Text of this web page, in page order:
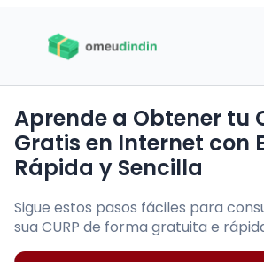
Aprende a Obtener tu
Gratis en Internet con
Rápida y Sencilla
Sigue estos pasos fáciles para
sua CURP de forma gratuita e